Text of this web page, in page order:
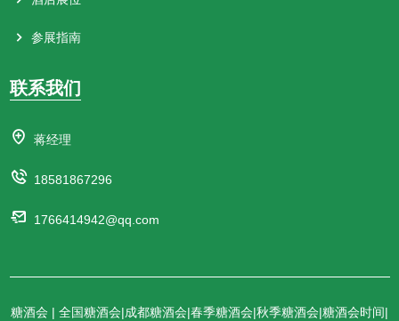
参展指南
联系我们
蒋经理
18581867296
1766414942@qq.com
糖酒会 | 全国糖酒会|成都糖酒会|春季糖酒会|秋季糖酒会|糖酒会时间|